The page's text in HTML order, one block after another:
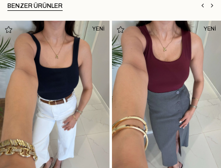
BENZER ÜRÜNLER
YENİ YENİ